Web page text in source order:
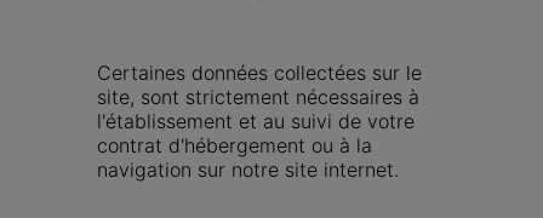
Certaines données collectées sur le
site, sont strictement nécessaires à
l'établissement et au suivi de votre
contrat d'hébergement ou à la
navigation sur notre site internet.